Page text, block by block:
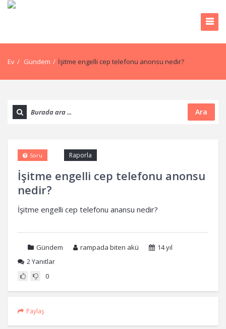
Ev / Gündem / İşitme engelli cep telefonu anonsu nedir?
Ara
İşitme engelli cep telefonu anonsu
nedir?
Raporla
Soru
İşitme engelli cep telefonu anansu nedir?
Gündem rampada biten akü
14 yıl
2Yanıtlar
0
Paylaş